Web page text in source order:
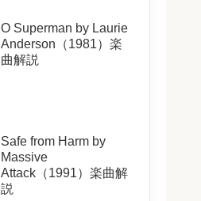
O Superman by Laurie
Anderson（1981）楽
曲解説
Safe from Harm by
Massive
Attack（1991）楽曲解
説